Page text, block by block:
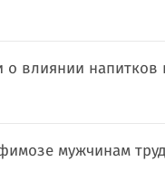
о влиянии
мужчинам